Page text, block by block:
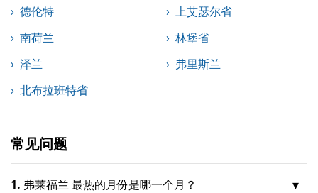
德伦特
上艾瑟尔省
南荷兰
林堡省
泽兰
弗里斯兰
北布拉班特省
常见问题
1. 弗莱福兰 最热的月份是哪一个月？